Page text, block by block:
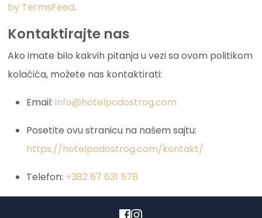
by TermsFeed.
Kontaktirajte nas
Ako imate bilo kakvih pitanja u vezi sa ovom politikom
kolačića, možete nas kontaktirati:
Email: info@hotelpodostrog.com
Posetite ovu stranicu na našem sajtu:
https://hotelpodostrog.com/kontakt/
Telefon: +382 67 631 578